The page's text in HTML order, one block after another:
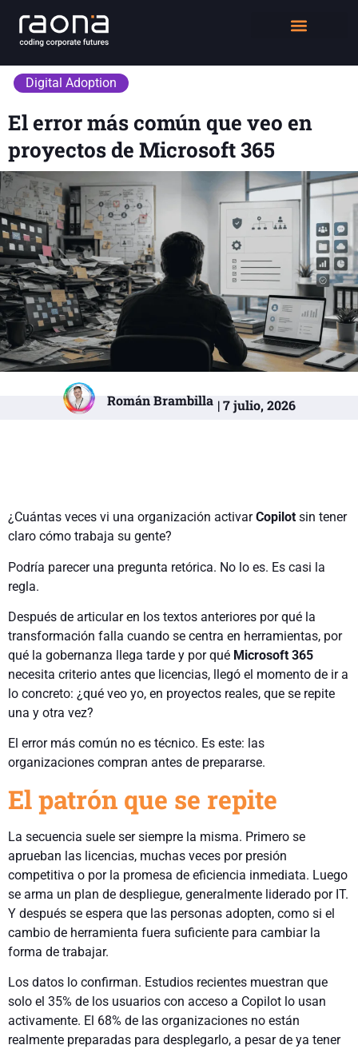
Digital Adoption
El error más común que veo en
proyectos de Microsoft 365
Román Brambilla | 7 julio, 2026
¿Cuántas veces vi una organización activarCopilot sin tener
claro cómo trabaja su gente?
Podría parecer una pregunta retórica. No lo es. Es casi la
regla.
Después de articular en los textos anteriores por qué la
transformación falla cuando se centra en herramientas, por
qué la gobernanza llega tarde y por qué Microsoft 365
necesita criterio antes que licencias, llegó el momento de ir a
lo concreto: ¿qué veo yo, en proyectos reales, que se repite
una y otra vez?
El error más común no es técnico. Es este: las
organizaciones compran antes de prepararse.
El patrón que se repite
La secuencia suele ser siempre la misma. Primero se
aprueban las licencias, muchas veces por presión
competitiva o por la promesa de eficiencia inmediata. Luego
se arma un plan de despliegue, generalmente liderado por IT.
Y después se espera que las personas adopten, como si el
cambio de herramienta fuera suficiente para cambiar la
forma de trabajar.
Los datos lo confirman. Estudios recientes muestran que
solo el 35% de los usuarios con acceso a Copilot lo usan
activamente. El 68% de las organizaciones no están
realmente preparadas para desplegarlo, a pesar de ya tener